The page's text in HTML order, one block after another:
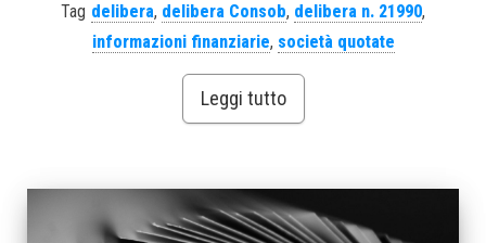
Tag delibera, delibera Consob, delibera n. 21990,
informazioni finanziarie, società quotate
Leggi tutto